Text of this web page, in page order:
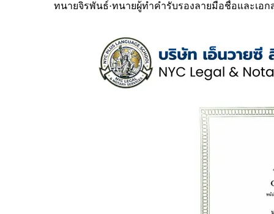
ทนายจิรพันธ์·ทนายผู้ทำคำรับรองลายมือชื่อและเอก